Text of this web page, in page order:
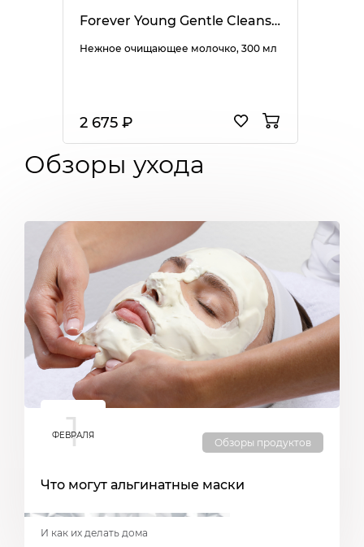
Forever Young Gentle Cleansing Milk
Нежное очищающее молочко, 300 мл
2 675 ₽
Обзоры ухода
1
ФЕВРАЛЯ
Обзоры продуктов
Что могут альгинатные маски
И как их делать дома